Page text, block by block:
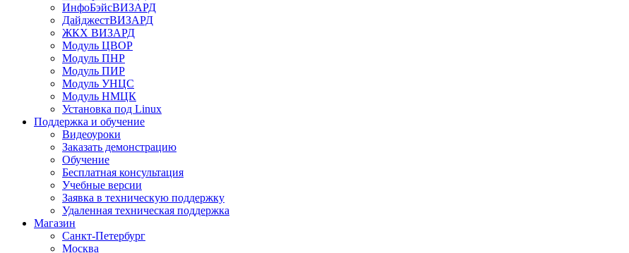
ИнфоБэйсВИЗАРД
ДайджестВИЗАРД
ЖКХ ВИЗАРД
Модуль ЦВОР
Модуль ПНР
Модуль ПИР
Модуль УНЦС
Модуль НМЦК
Установка под Linux
Поддержка и обучение
Видеоуроки
Заказать демонстрацию
Обучение
Бесплатная консультация
Учебные версии
Заявка в техническую поддержку
Удаленная техническая поддержка
Магазин
Санкт-Петербург
Москва